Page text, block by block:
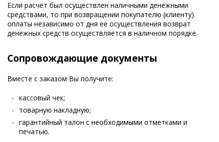
Если расчет был осуществлен наличными денежными
средствами, то при возвращении покупателю (клиенту)
оплаты независимо от дня ее осуществления возврат
денежных средств осуществляется в наличном порядке.
Сопровождающие документы
Вместе с заказом Вы получите:
кассовый чек;
товарную накладную;
гарантийный талон с необходимыми отметками и
печатью.